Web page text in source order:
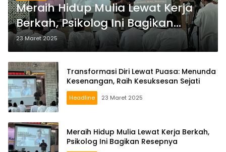
Meraih Hidup Mulia Lewat Kerja
Berkah, Psikolog Ini Bagikan
Resepnya
23 Maret 2025
Transformasi Diri Lewat Puasa: Menunda
Kesenangan, Raih Kesuksesan Sejati
Headline 23 Maret 2025
Meraih Hidup Mulia Lewat Kerja Berkah,
Psikolog Ini Bagikan Resepnya